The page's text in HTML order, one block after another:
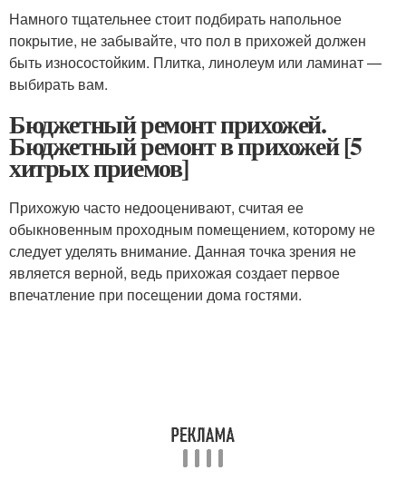
Намного тщательнее стоит подбирать напольное
покрытие, не забывайте, что пол в прихожей должен
быть износостойким. Плитка, линолеум или ламинат —
выбирать вам.
Бюджетный ремонт прихожей.
Бюджетный ремонт в прихожей [5
хитрых приемов]
Прихожую часто недооценивают, считая ее
обыкновенным проходным помещением, которому не
следует уделять внимание. Данная точка зрения не
является верной, ведь прихожая создает первое
впечатление при посещении дома гостями.